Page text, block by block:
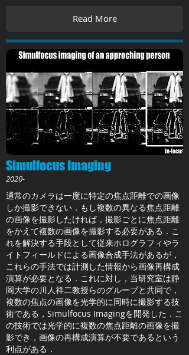
Read More
Simulfocus Imaging
2020-
通常のカメラは一度に特定の焦点距離での画像
しか撮影できない．もし複数の異なる焦点距離
の画像を撮影したければ，撮影ごとに焦点距離
をかえて複数の画像を撮影する必要がある．こ
れを解決する手段として従来ホログラフィやラ
イトフィールドによる画像合成手法があるが，
これらの手法では計測した情報から画像再構成
演算が必要となる．これに対し，当研究室は静
岡大学の川人祥二教授らのグループと共同で，
複数の焦点の画像を光学的に同時に撮影する技
術である，Simulfocus Imagingを開発した．こ
の技術では光学的に複数の焦点距離の画像を撮
影でき，画像の再構成演算が不要であるという
利点がある．